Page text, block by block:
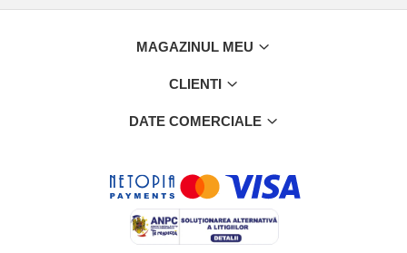
MAGAZINUL MEU
CLIENTI
DATE COMERCIALE